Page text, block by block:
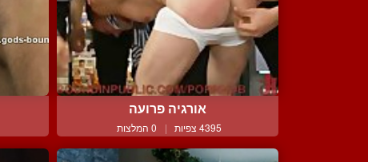
אורגיה פרועה
4395 צפיות | 0 המלצות